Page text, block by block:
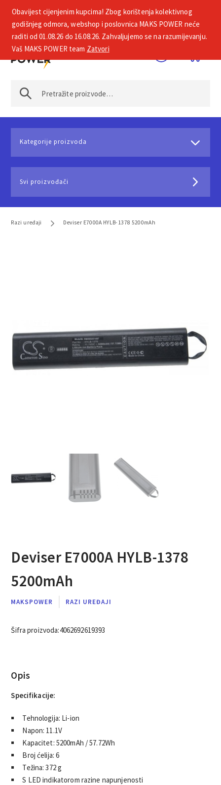
+385 1 2002 575
Kategorije proizvoda
Svi proizvođači
Razi uređaji Deviser E7000A HYLB-1378 5200mAh
Deviser E7000A HYLB-1378
5200mAh
MAKSPOWER RAZI UREĐAJI
Šifra proizvoda:4062692619393
Opis
Specifikacije:
Tehnologija: Li-ion
Napon: 11.1V
Kapacitet: 5200mAh / 57.72Wh
Broj ćelija: 6
Težina: 372 g
S LED indikatorom razine napunjenosti
Obavijest cijenjenim kupcima! Zbog korištenja kolektivnog
godišnjeg odmora, webshop i poslovnica MAKS POWER neće
raditi od 01.08.26 do 16.08.26. Zahvaljujemo se na razumijevanju.
Vaš MAKS POWER team Zatvori